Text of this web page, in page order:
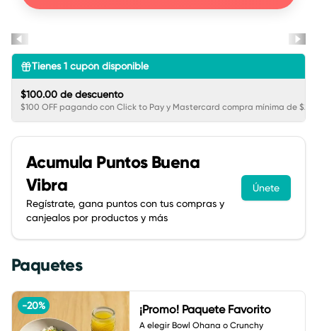
Tienes1 cupón disponible
$100.00 de descuento
$100 OFF pagando con Click to Pay y Mastercard compra mínima de
Acumula Puntos Buena
Vibra
Regístrate, gana puntos con tus compras y
canjealos por productos y más
Únete
Paquetes
-20% ¡Promo! Paquete Favorito
A elegir Bowl Ohana o Crunchy